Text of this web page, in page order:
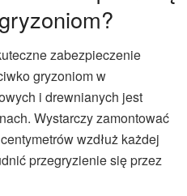
zabezpieczenie
gryzoniom w
i drewnianych jest
Wystarczy zamontować
wzdłuż każdej
przegryzienie się przez